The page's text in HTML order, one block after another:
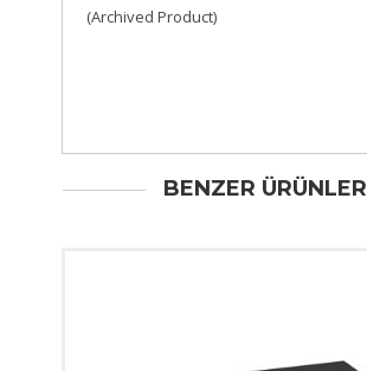
(Archived Product)
BENZER ÜRÜNLER